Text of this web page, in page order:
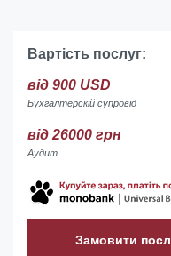
Вартість послуг:
від 900 USD
Бухгалтерскій супровід
від 26000 грн
Аудит
Замовити